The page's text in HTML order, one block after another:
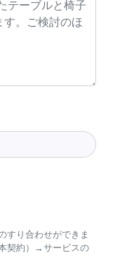
すり合わせができま
契約）→サービスの